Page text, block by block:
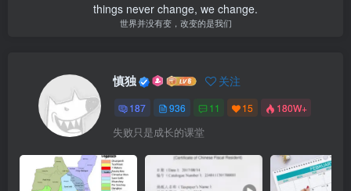
things never change, we change.
世界并没有变，改变的是我们
慎独 关注
187 936 11 15 180W+
失败只是成长的课堂